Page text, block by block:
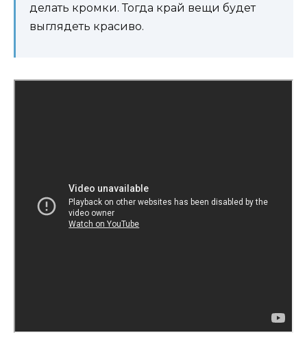
делать кромки. Тогда край вещи будет
выглядеть красиво.